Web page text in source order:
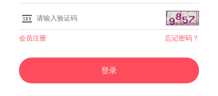
会员注册 忘记密码？
登录